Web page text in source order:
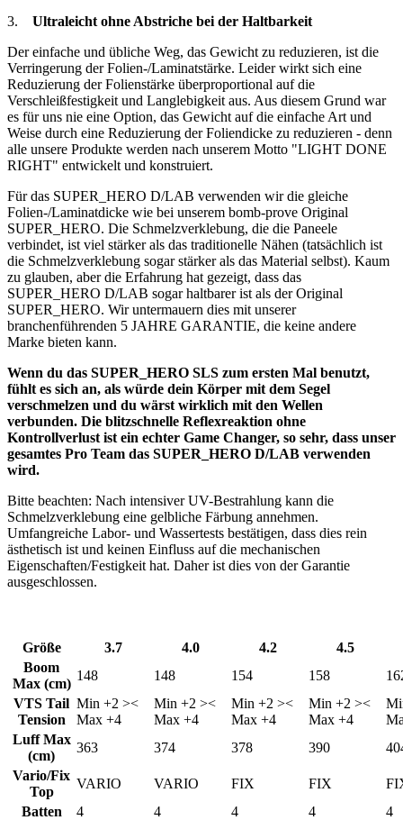
3. Ultraleicht ohne Abstriche bei der Haltbarkeit
Der einfache und übliche Weg, das Gewicht zu reduzieren, ist die
Verringerung der Folien-/Laminatstärke. Leider wirkt sich eine
Reduzierung der Folienstärke überproportional auf die
Verschleißfestigkeit und Langlebigkeit aus. Aus diesem Grund war
es für uns nie eine Option, das Gewicht auf die einfache Art und
Weise durch eine Reduzierung der Foliendicke zu reduzieren - denn
alle unsere Produkte werden nach unserem Motto "LIGHT DONE
RIGHT" entwickelt und konstruiert.
Für das SUPER_HERO D/LAB verwenden wir die gleiche
Folien-/Laminatdicke wie bei unserem bomb-prove Original
SUPER_HERO. Die Schmelzverklebung, die die Paneele
verbindet, ist viel stärker als das traditionelle Nähen (tatsächlich ist
die Schmelzverklebung sogar stärker als das Material selbst). Kaum
zu glauben, aber die Erfahrung hat gezeigt, dass das
SUPER_HERO D/LAB sogar haltbarer ist als der Original
SUPER_HERO. Wir untermauern dies mit unserer
branchenführenden 5 JAHRE GARANTIE, die keine andere
Marke bieten kann.
Wenn du das SUPER_HERO SLS zum ersten Mal benutzt,
fühlt es sich an, als würde dein Körper mit dem Segel
verschmelzen und du wärst wirklich mit den Wellen
verbunden. Die blitzschnelle Reflexreaktion ohne
Kontrollverlust ist ein echter Game Changer, so sehr, dass unser
gesamtes Pro Team das SUPER_HERO D/LAB verwenden
wird.
Bitte beachten: Nach intensiver UV-Bestrahlung kann die
Schmelzverklebung eine gelbliche Färbung annehmen.
Umfangreiche Labor- und Wassertests bestätigen, dass dies rein
ästhetisch ist und keinen Einfluss auf die mechanischen
Eigenschaften/Festigkeit hat. Daher ist dies von der Garantie
ausgeschlossen.
Größe 3.7 4.0 4.2
4.5
Boom
Max (cm)
148 148 154 158
VTS Tail
Tension
Min +2 ><
Max +4
Min +2 ><
Max +4
Min +2 ><
Max +4
Min +2 ><
Max +4
Luff Max
(cm)
363 374 378 390
Vario/Fix
Top
VARIO VARIO FIX FIX
Batten
4 4 4 4
4